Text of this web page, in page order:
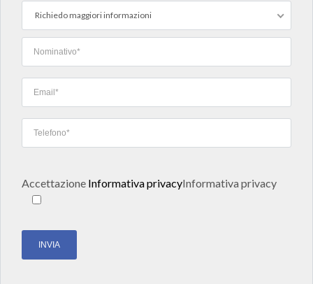
Richiedo maggiori informazioni
Accettazione Informativa privacyInformativa privacy